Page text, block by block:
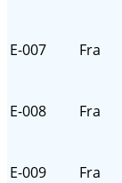
E-007 Fra
E-008 Fra
E-009 Fra